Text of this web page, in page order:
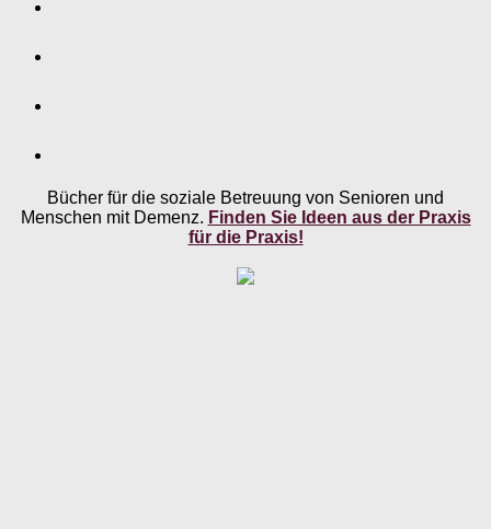
Bücher für die soziale Betreuung von Senioren und
Menschen mit Demenz. Finden Sie Ideen aus der Praxis
für die Praxis!